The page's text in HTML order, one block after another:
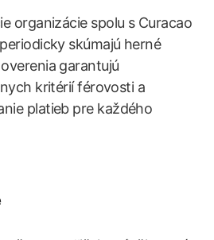
organizácie spolu s Curacao
skúmajú herné
garantujú
kritérií férovosti a
platieb pre každého